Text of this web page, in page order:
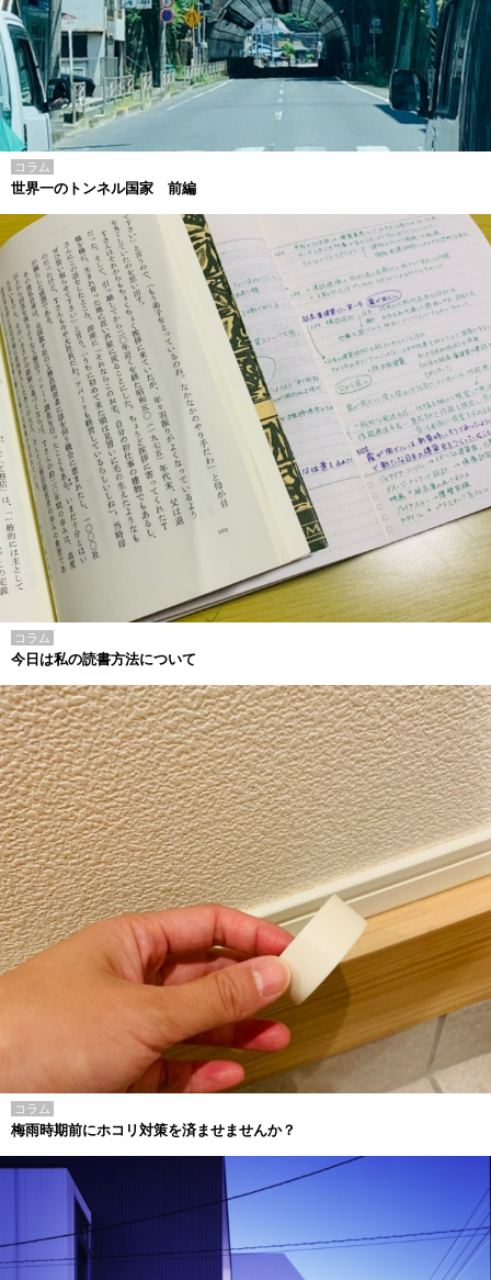
コラム
世界一のトンネル国家 前編
コラム
今日は私の読書方法について
コラム
梅雨時期前にホコリ対策を済ませませんか？